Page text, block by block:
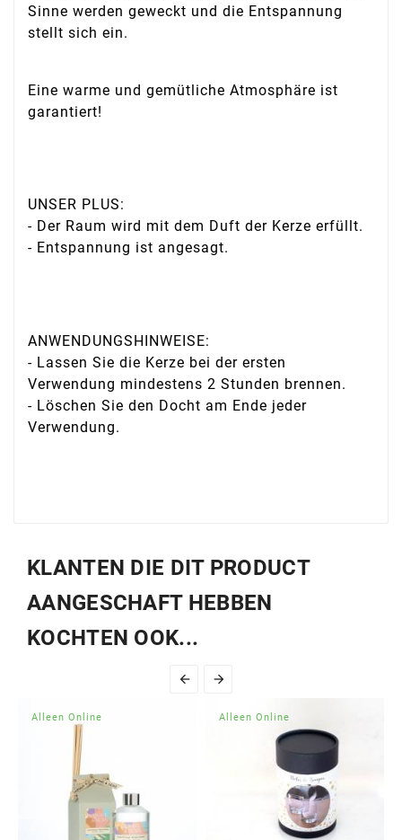
Sinne werden geweckt und die Entspannung
stellt sich ein.
Eine warme und gemütliche Atmosphäre ist
garantiert!
UNSER PLUS:
- Der Raum wird mit dem Duft der Kerze erfüllt.
- Entspannung ist angesagt.
ANWENDUNGSHINWEISE:
- Lassen Sie die Kerze bei der ersten
Verwendung mindestens 2 Stunden brennen.
- Löschen Sie den Docht am Ende jeder
Verwendung.
KLANTEN DIE DIT PRODUCT
AANGESCHAFT HEBBEN
KOCHTEN OOK...
 
Alleen Online Alleen Online